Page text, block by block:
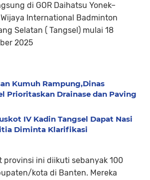
di GOR Daihatsu Yonek–
International Badminton
Selatan ( Tangsel) mulai 18
2025
Kumuh Rampung,Dinas
Prioritaskan Drainase dan Paving
IV Kadin Tangsel Dapat Nasi
Diminta Klarifikasi
provinsi ini diikuti sebanyak 100
kota di Banten. Mereka